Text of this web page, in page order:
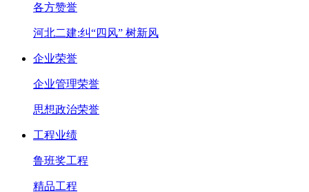
各方赞誉
河北二建:纠“四风” 树新风
企业荣誉
企业管理荣誉
思想政治荣誉
工程业绩
鲁班奖工程
精品工程